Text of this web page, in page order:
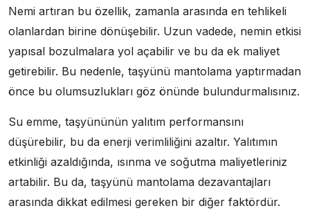
Nemi artıran bu özellik, zamanla arasında en tehlikeli
olanlardan birine dönüşebilir. Uzun vadede, nemin etkisi
yapısal bozulmalara yol açabilir ve bu da ek maliyet
getirebilir. Bu nedenle, taşyünü mantolama yaptırmadan
önce bu olumsuzlukları göz önünde bulundurmalısınız.
Su emme, taşyününün yalıtım performansını
düşürebilir, bu da enerji verimliliğini azaltır. Yalıtımın
etkinliği azaldığında, ısınma ve soğutma maliyetleriniz
artabilir. Bu da, taşyünü mantolama dezavantajları
arasında dikkat edilmesi gereken bir diğer faktördür.